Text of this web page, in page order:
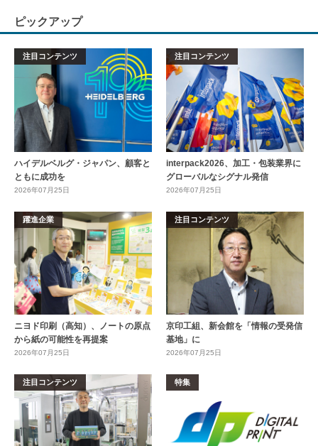
ピックアップ
注目コンテンツ
ハイデルベルグ・ジャパン、顧客と
ともに成功を
2026年07月25日
注目コンテンツ
interpack2026、加工・包装業界に
グローバルなシグナル発信
2026年07月25日
躍進企業
ニヨド印刷（高知）、ノートの原点
から紙の可能性を再提案
2026年07月25日
注目コンテンツ
京印工組、新会館を「情報の受発信
基地」に
2026年07月25日
注目コンテンツ 特集